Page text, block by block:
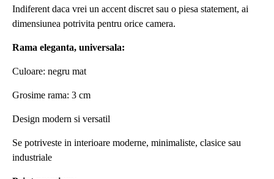
Indiferent daca vrei un accent discret sau o piesa statement, ai
dimensiunea potrivita pentru orice camera.
Rama eleganta, universala:
Culoare: negru mat
Grosime rama: 3 cm
Design modern si versatil
Se potriveste in interioare moderne, minimaliste, clasice sau
industriale